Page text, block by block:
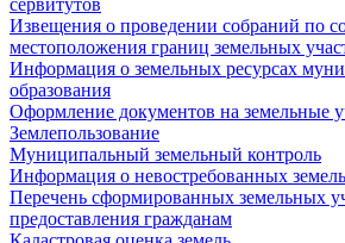
сервитутов
Извещения о проведении собраний по
местоположения границ земельных
Информация о земельных ресурсах
образования
Оформление документов на земельные
Землепользование
Муниципальный земельный контроль
Информация о невостребованных
Перечень сформированных земельных
предоставления гражданам